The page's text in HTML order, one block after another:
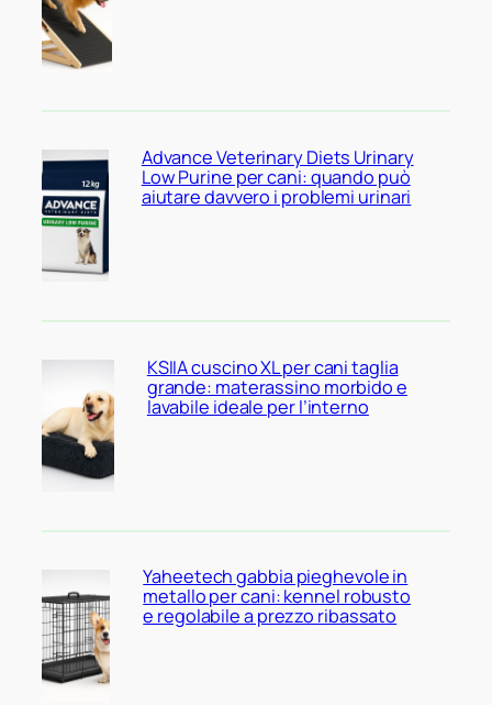
Advance Veterinary Diets Urinary
Low Purine per cani: quando può
aiutare davvero i problemi urinari
KSIIA cuscino XL per cani taglia
grande: materassino morbido e
lavabile ideale per l’interno
Yaheetech gabbia pieghevole in
metallo per cani: kennel robusto
e regolabile a prezzo ribassato